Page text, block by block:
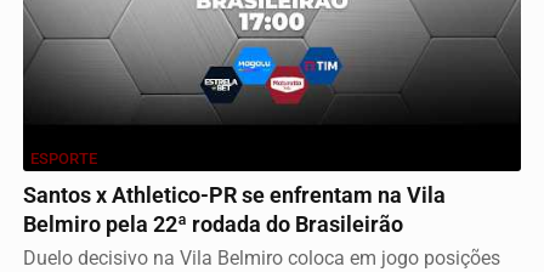
ESPORTE
Santos x Athletico-PR se enfrentam na Vila
Belmiro pela 22ª rodada do Brasileirão
Duelo decisivo na Vila Belmiro coloca em jogo posições